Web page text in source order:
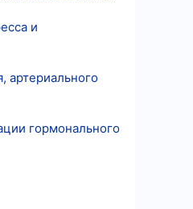
и
артериального
гормонального